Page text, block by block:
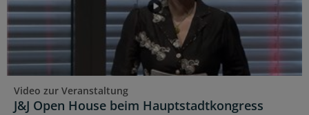
Video zur Veranstaltung
J&J Open House beim Hauptstadtkongress